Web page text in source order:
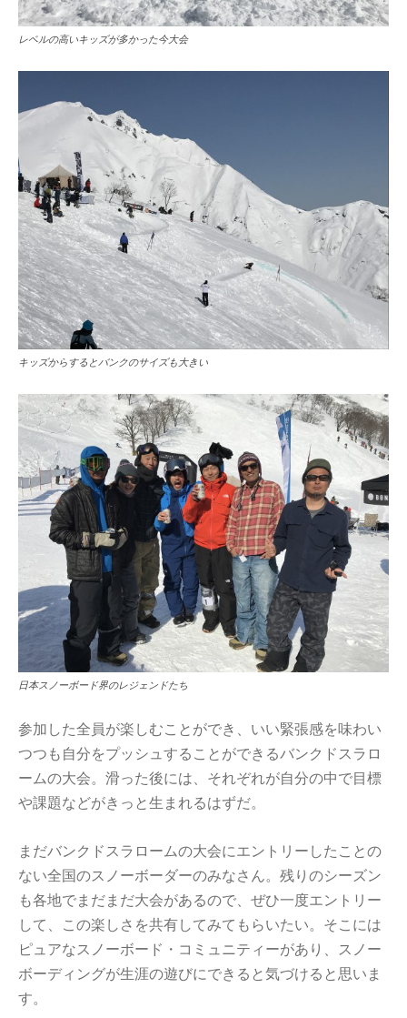
レベルの高いキッズが多かった今大会
キッズからするとバンクのサイズも大きい
日本スノーボード界のレジェンドたち
参加した全員が楽しむことができ、いい緊張感を味わい
つつも自分をプッシュすることができるバンクドスラロ
ームの大会。滑った後には、それぞれが自分の中で目標
や課題などがきっと生まれるはずだ。
まだバンクドスラロームの大会にエントリーしたことの
ない全国のスノーボーダーのみなさん。残りのシーズン
も各地でまだまだ大会があるので、ぜひ一度エントリー
して、この楽しさを共有してみてもらいたい。そこには
ピュアなスノーボード・コミュニティーがあり、スノー
ボーディングが生涯の遊びにできると気づけると思いま
す。